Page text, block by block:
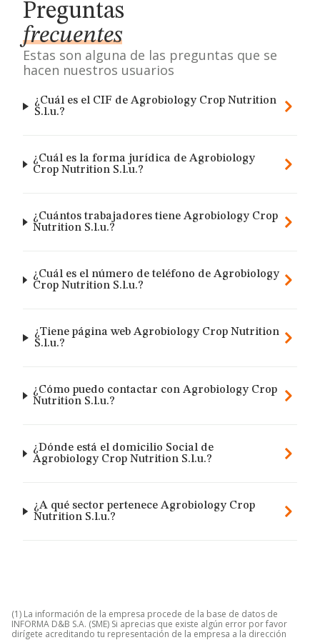
Preguntas
frecuentes
Estas son alguna de las preguntas que se
hacen nuestros usuarios
¿Cuál es el CIF de Agrobiology Crop Nutrition
S.l.u.?
¿Cuál es la forma jurídica de Agrobiology
Crop Nutrition S.l.u.?
¿Cuántos trabajadores tiene Agrobiology Crop
Nutrition S.l.u.?
¿Cuál es el número de teléfono de Agrobiology
Crop Nutrition S.l.u.?
¿Tiene página web Agrobiology Crop Nutrition
S.l.u.?
¿Cómo puedo contactar con Agrobiology Crop
Nutrition S.l.u.?
¿Dónde está el domicilio Social de
Agrobiology Crop Nutrition S.l.u.?
¿A qué sector pertenece Agrobiology Crop
Nutrition S.l.u.?
(1) La información de la empresa procede de la base de datos de
INFORMA D&B S.A. (SME) Si aprecias que existe algún error por favor
dirígete acreditando tu representación de la empresa a la dirección